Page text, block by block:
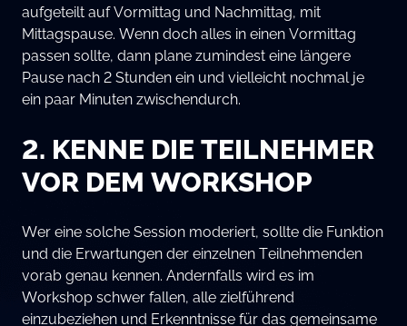
aufgeteilt auf Vormittag und Nachmittag, mit
Mittagspause. Wenn doch alles in einen Vormittag
passen sollte, dann plane zumindest eine längere
Pause nach 2 Stunden ein und vielleicht nochmal je
ein paar Minuten zwischendurch.
2. KENNE DIE TEILNEHMER
VOR DEM WORKSHOP
Wer eine solche Session moderiert, sollte die Funktion
und die Erwartungen der einzelnen Teilnehmenden
vorab genau kennen. Andernfalls wird es im
Workshop schwer fallen, alle zielführend
einzubeziehen und Erkenntnisse für das gemeinsame